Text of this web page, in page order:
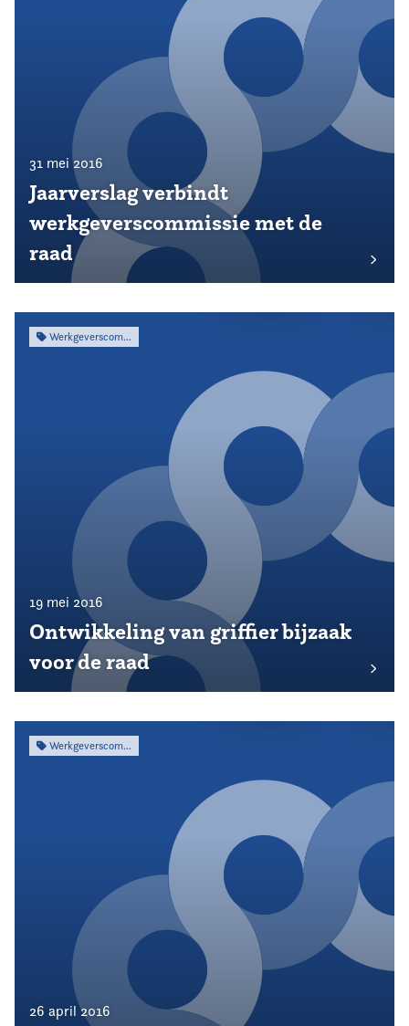
31 mei 2016
Jaarverslag verbindt
werkgeverscommissie met de
raad
Werkgeverscommissie
19 mei 2016
Ontwikkeling van griffier bijzaak
voor de raad
Werkgeverscommissie
26 april 2016